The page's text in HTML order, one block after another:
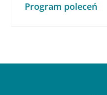
Program poleceń